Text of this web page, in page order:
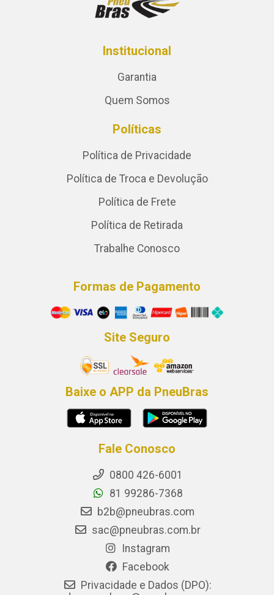
Institucional
Garantia
Quem Somos
Políticas
Política de Privacidade
Política de Troca e Devolução
Política de Frete
Política de Retirada
Trabalhe Conosco
Formas de Pagamento
Site Seguro
Baixe o APP da PneuBras
Fale Conosco
0800 426-6001
81 99286-7368
b2b@pneubras.com
sac@pneubras.com.br
Instagram
Facebook
Privacidade e Dados (DPO):